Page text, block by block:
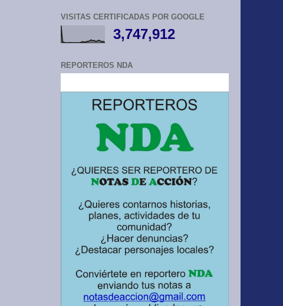
VISITAS CERTIFICADAS POR GOOGLE
3,747,912
REPORTEROS NDA